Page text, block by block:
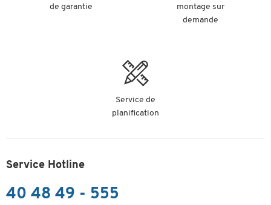
de garantie
montage sur
demande
Service de
planification
Service Hotline
40 48 49 - 555